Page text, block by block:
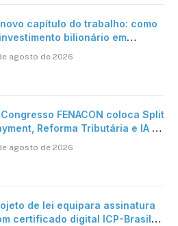
novo capítulo do trabalho: como
bilionário em
era da inteligência
agosto de 2026
Congresso FENACON coloca Split
Reforma Tributária e IA no
agosto de 2026
de lei equipara assinatura
certificado digital ICP-Brasil